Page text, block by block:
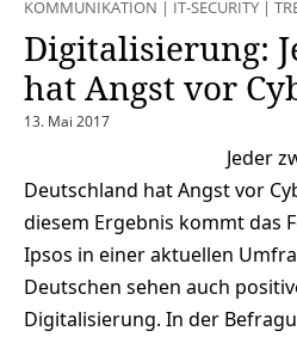
KOMMUNIKATION | IT-SECURITY |
Digitalisierung:
hat Angst vor
13. Mai 2017
Jeder
Deutschland hat Angst vor
diesem Ergebnis kommt das
Ipsos in einer aktuellen
Deutschen sehen auch
Digitalisierung. In der